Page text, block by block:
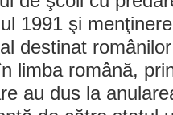
1991 şi
destinat
limba română,
au dus la